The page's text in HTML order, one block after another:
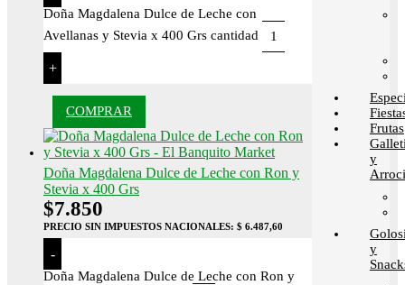
Doña Magdalena Dulce de Leche con
Avellanas y Stevia x 400 Grs cantidad
+
COMPRAR
Doña Magdalena Dulce de Leche con Ron y
Stevia x 400 Grs
$7.850
PRECIO SIN IMPUESTOS NACIONALES: $ 6.487,60
-
Doña Magdalena Dulce de Leche con Ron y
Frutas
y
y